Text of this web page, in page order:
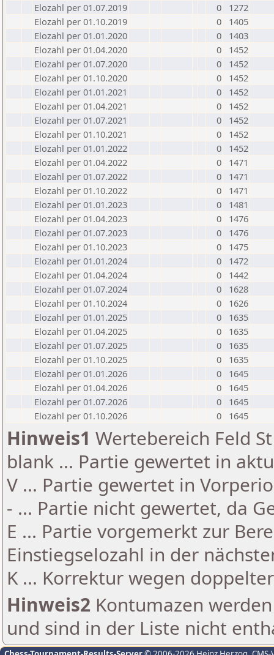
Elozahl per 01.07.2019
0
1272
Elozahl per 01.10.2019
0
1405
Elozahl per 01.01.2020
0
1403
Elozahl per 01.04.2020
0
1452
Elozahl per 01.07.2020
0
1452
Elozahl per 01.10.2020
0
1452
Elozahl per 01.01.2021
0
1452
Elozahl per 01.04.2021
0
1452
Elozahl per 01.07.2021
0
1452
Elozahl per 01.10.2021
0
1452
Elozahl per 01.01.2022
0
1452
Elozahl per 01.04.2022
0
1471
Elozahl per 01.07.2022
0
1471
Elozahl per 01.10.2022
0
1471
Elozahl per 01.01.2023
0
1481
Elozahl per 01.04.2023
0
1476
Elozahl per 01.07.2023
0
1476
Elozahl per 01.10.2023
0
1475
Elozahl per 01.01.2024
0
1472
Elozahl per 01.04.2024
0
1442
Elozahl per 01.07.2024
0
1628
Elozahl per 01.10.2024
0
1626
Elozahl per 01.01.2025
0
1635
Elozahl per 01.04.2025
0
1635
Elozahl per 01.07.2025
0
1635
Elozahl per 01.10.2025
0
1635
Elozahl per 01.01.2026
0
1645
Elozahl per 01.04.2026
0
1645
Elozahl per 01.07.2026
0
1645
Elozahl per 01.10.2026
0 1645
Hinweis1 Wertebereich Feld
blank ... Partie gewertet in
V ... Partie gewertet in
- ... Partie nicht gewertet, da
E ... Partie vorgemerkt zur
Einstiegselozahl in der
K ... Korrektur wegen
Hinweis2 Kontumazen
und sind in der Liste nicht